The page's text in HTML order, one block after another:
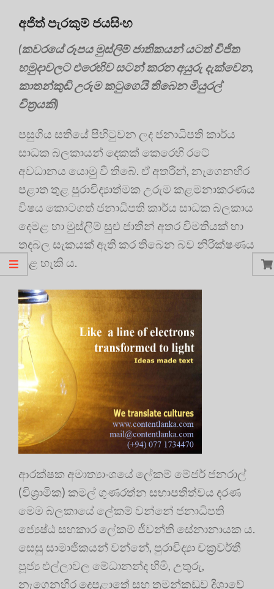
අජිත් පැරකුම් ජයසිංහ
(කවරයේ රූපය මුස්ලිම් ජාතිකයන් යටත් විජිත
හමුදාවලට එරෙහිව සටන් කරන අයුරු දැක්වෙන,
කාතන්කුඩි උරුම කටුගෙයි තිබෙන මියුරල්
චිත්‍රයකි)
පසුගිය සතියේ පිහිටුවන ලද ජනාධිපති කාර්ය
සාධක බලකායන් දෙකක් කෙරෙහි රටේ
අවධානය යොමු වී තිබේ. ඒ අතරින්, නැගෙනහිර
පළාත තුළ පුරාවිද්‍යාත්මක උරුම කළමනාකරණය
විෂය කොටගත් ජනාධිපති කාර්ය සාධක බලකාය
දෙමළ හා මුස්ලිම් සුළු ජාතීන් අතර විමතියක් හා
තදබල සැකයක් ඇති කර තිබෙන බව නිරීක්ෂණය
කළ හැකි ය.
ආරක්ෂක අමාත්‍යාංශයේ ලේකම් මේජර් ජනරාල්
(විශ්‍රාමික) කමල් ගුණරත්න සභාපතිත්වය දරණ
මෙම බලකායේ ලේකම් වන්නේ ජනාධිපති
ජ්‍යෙෂ්ඨ සහකාර ලේකම් ජීවන්ති සේනානායක ය.
සෙසු සාමාජිකයන් වන්නේ, පුරාවිද්‍යා චක්‍රවර්තී
පූජ්‍ය එල්ලාවල මේධානන්ද හිමි, උතුරු,
නැගෙනහිර දෙපළාතේ සහ තමන්කඩුව දිශාවේ